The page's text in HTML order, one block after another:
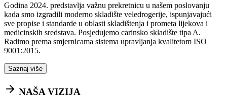
Godina 2024. predstavlja važnu prekretnicu u našem poslovanju
kada smo izgradili moderno skladište veledrogerije, ispunjavajući
sve propise i standarde u oblasti skladištenja i prometa lijekova i
medicinskih sredstava. Posjedujemo carinsko skladište tipa A.
Radimo prema smjernicama sistema upravljanja kvalitetom ISO
9001:2015.
Saznaj više
NAŠA VIZIJA